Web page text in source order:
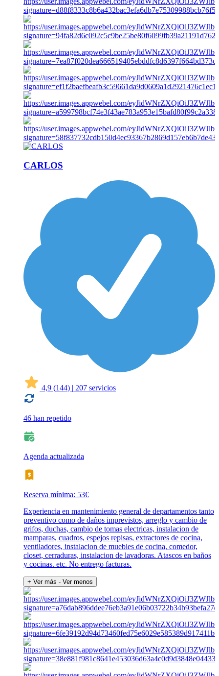
CARLOS
4,9 (144) | 207 servicios
46 han repetido
Agenda actualizada
Reserva mínima: 53€
Experiencia en mantenimiento general de departamentos tanto
preventivo como de daños imprevistos, arreglo y cambio de
grifos, duchas, cambio de tomas electricas, instalacion de
mamparas, cuadros, espejos repisas, extractores de cocina,
ventiladores, instalacion de muebles de cocina, comedor,
closet, cerraduras, instalacion de lavadoras. Atascos en baños
y cocinas. etc. No entrego facturas.
+ Ver más - Ver menos